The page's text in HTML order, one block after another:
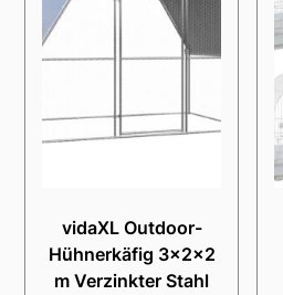
vidaXL Outdoor-
Hühnerkäfig 3x2x2
m Verzinkter Stahl